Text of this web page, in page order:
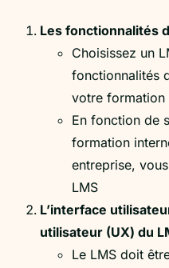
Les fonctionnalités
Choisissez un
fonctionnalités
votre formation
En fonction de
formation
entreprise,
LMS
L’interface
utilisateur (UX) du
Le LMS doit